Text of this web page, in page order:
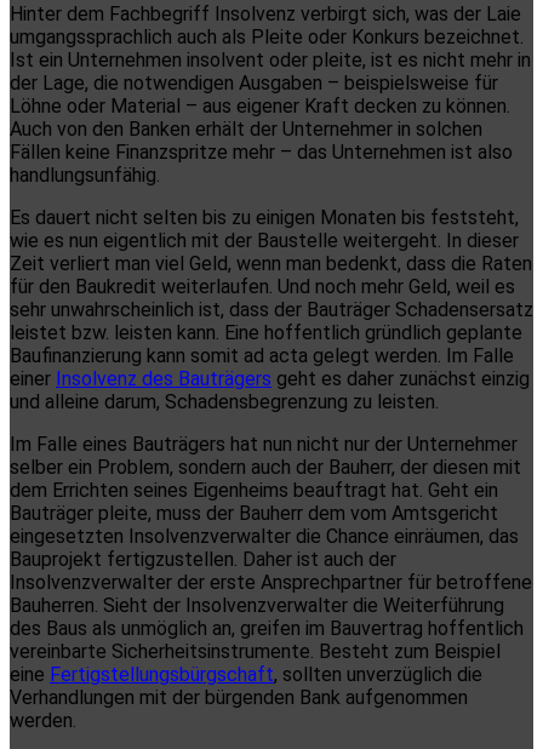
Hinter dem Fachbegriff Insolvenz verbirgt sich, was der Laie
umgangssprachlich auch als Pleite oder Konkurs bezeichnet.
Ist ein Unternehmen insolvent oder pleite, ist es nicht mehr in
der Lage, die notwendigen Ausgaben – beispielsweise für
Löhne oder Material – aus eigener Kraft decken zu können.
Auch von den Banken erhält der Unternehmer in solchen
Fällen keine Finanzspritze mehr – das Unternehmen ist also
handlungsunfähig.
Es dauert nicht selten bis zu einigen Monaten bis feststeht,
wie es nun eigentlich mit der Baustelle weitergeht. In dieser
Zeit verliert man viel Geld, wenn man bedenkt, dass die Raten
für den Baukredit weiterlaufen. Und noch mehr Geld, weil es
sehr unwahrscheinlich ist, dass der Bauträger Schadensersatz
leistet bzw. leisten kann. Eine hoffentlich gründlich geplante
Baufinanzierung kann somit ad acta gelegt werden. Im Falle
einer Insolvenz des Bauträgers geht es daher zunächst einzig
und alleine darum, Schadensbegrenzung zu leisten.
Im Falle eines Bauträgers hat nun nicht nur der Unternehmer
selber ein Problem, sondern auch der Bauherr, der diesen mit
dem Errichten seines Eigenheims beauftragt hat. Geht ein
Bauträger pleite, muss der Bauherr dem vom Amtsgericht
eingesetzten Insolvenzverwalter die Chance einräumen, das
Bauprojekt fertigzustellen. Daher ist auch der
Insolvenzverwalter der erste Ansprechpartner für betroffene
Bauherren. Sieht der Insolvenzverwalter die Weiterführung
des Baus als unmöglich an, greifen im Bauvertrag hoffentlich
vereinbarte Sicherheitsinstrumente. Besteht zum Beispiel
eine Fertigstellungsbürgschaft, sollten unverzüglich die
Verhandlungen mit der bürgenden Bank aufgenommen
werden.